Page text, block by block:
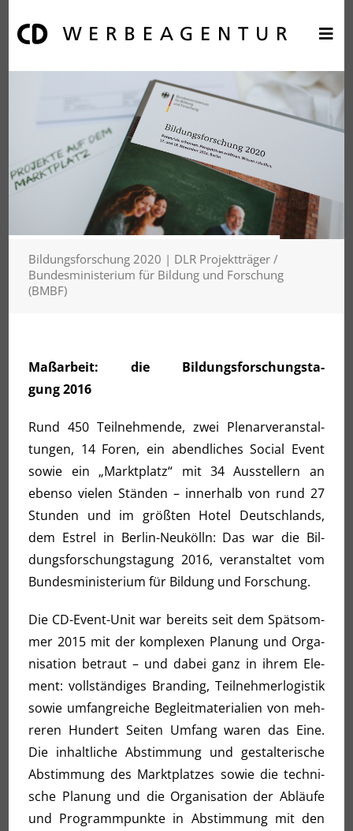
Bildungsforschung 2020 | DLR Projektträger /
Bundesministerium für Bildung und Forschung
(BMBF)
Maß­ar­beit: die Bil­dungs­for­schungs­ta­
gung 2016
Rund 450 Teil­neh­men­de, zwei Ple­nar­ver­an­stal­
tun­gen, 14 Foren, ein abend­li­ches Social Event
sowie ein „Markt­platz“ mit 34 Aus­stel­lern an
eben­so vie­len Stän­den – inner­halb von rund 27
Stun­den und im größ­ten Hotel Deutsch­lands,
dem Est­rel in Ber­lin-Neu­kölln: Das war die Bil­
dungs­for­schungs­ta­gung 2016, ver­an­stal­tet vom
Bun­des­mi­nis­te­ri­um für Bil­dung und Forschung.
Die CD-Event-Unit war bereits seit dem Spät­som­
mer 2015 mit der kom­ple­xen Pla­nung und Orga­
ni­sa­ti­on betraut – und dabei ganz in ihrem Ele­
ment: voll­stän­di­ges Bran­ding, Teil­neh­mer­lo­gis­tik
sowie umfang­rei­che Begleit­ma­te­ria­li­en von meh­
re­ren Hun­dert Sei­ten Umfang waren das Eine.
Die inhalt­li­che Abstim­mung und gestal­te­ri­sche
Abstim­mung des Markt­plat­zes sowie die tech­ni­
sche Pla­nung und die Orga­ni­sa­ti­on der Abläu­fe
und Pro­gramm­punk­te in Abstim­mung mit den